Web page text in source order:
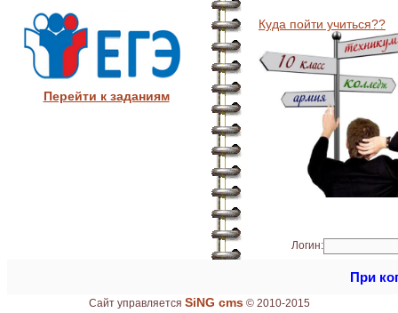
Перейти к заданиям
Куда пойти учиться??
Логин:
При
Сайт управляется SiNG cms© 2010-2015